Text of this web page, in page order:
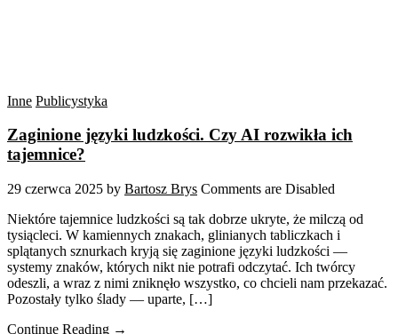
Inne Publicystyka
Zaginione języki ludzkości. Czy AI rozwikła ich
tajemnice?
29 czerwca 2025 by Bartosz Brys Comments are Disabled
Niektóre tajemnice ludzkości są tak dobrze ukryte, że milczą od
tysiącleci. W kamiennych znakach, glinianych tabliczkach i
splątanych sznurkach kryją się zaginione języki ludzkości —
systemy znaków, których nikt nie potrafi odczytać. Ich twórcy
odeszli, a wraz z nimi zniknęło wszystko, co chcieli nam przekazać.
Pozostały tylko ślady — uparte, […]
Continue Reading →